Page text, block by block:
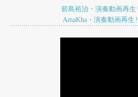
箭島裕治・演奏動画再生
AmaKha・演奏動画再生